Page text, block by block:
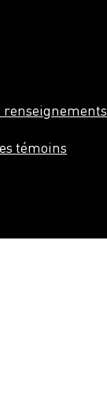
renseignements
témoins